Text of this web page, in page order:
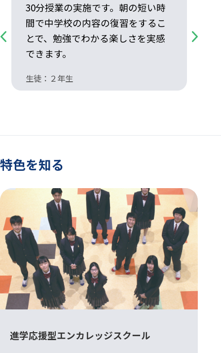
Previous
30分授業の実施です。朝の短い時
間で中学校の内容の復習をするこ
とで、勉強でわかる楽しさを実感
できます。
生徒：２年生
Next
特色を知る
進学応援型エンカレッジスクール